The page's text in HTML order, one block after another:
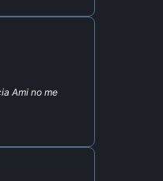
Ami no me